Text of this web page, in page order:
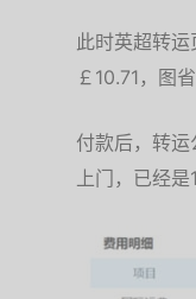
此时英超转
￡10.71，图
付款后，转
上门，已经